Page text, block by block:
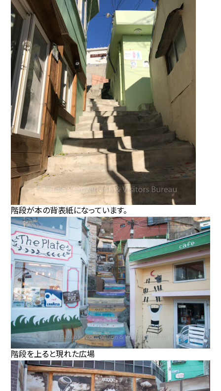
階段が本の背表紙になっています。
階段を上ると現れた広場